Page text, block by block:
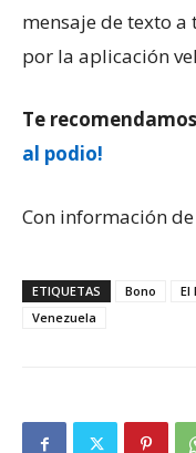
mensaje de texto
por la aplicación
Te
al podio!
Con información de
ETIQUETAS Bono El
Venezuela